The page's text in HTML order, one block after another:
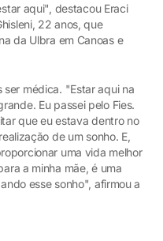
aqui", destacou Eraci
22 anos, que
da Ulbra em Canoas e
ser médica. "Estar aqui na
Eu passei pelo Fies.
que eu estava dentro no
de um sonho. E,
uma vida melhor
a minha mãe, é uma
esse sonho", afirmou a